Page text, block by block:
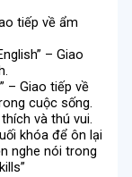
tiếp về ẩm
– Giao
– Giao tiếp về
cuộc sống.
và thú vui.
khóa để ôn lại
nghe nói trong